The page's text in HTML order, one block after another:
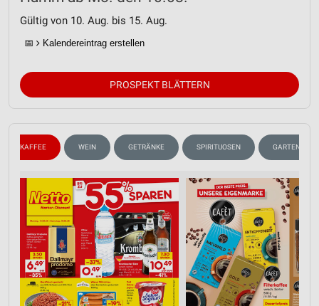
Gültig von 10. Aug. bis 15. Aug.
📅 Kalendereintrag erstellen
PROSPEKT BLÄTTERN
KAFFEE WEIN GETRÄNKE SPIRITUOSEN GARTEN &